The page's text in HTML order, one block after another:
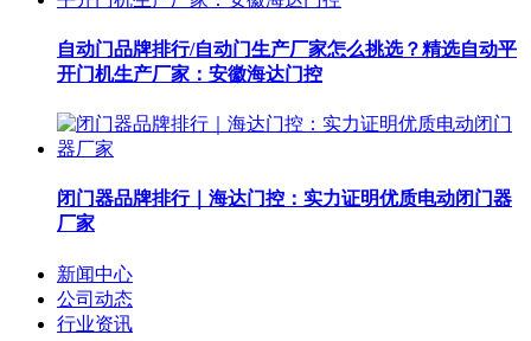
自动门品牌排行/自动门生产厂家怎么挑选？精选自动平
开门机生产厂家：安徽海达门控
闭门器品牌排行｜海达门控：实力证明优质电动闭门器
厂家
新闻中心
公司动态
行业资讯